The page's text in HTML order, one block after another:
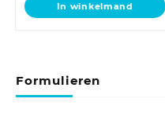
In winkelmand
Formulieren